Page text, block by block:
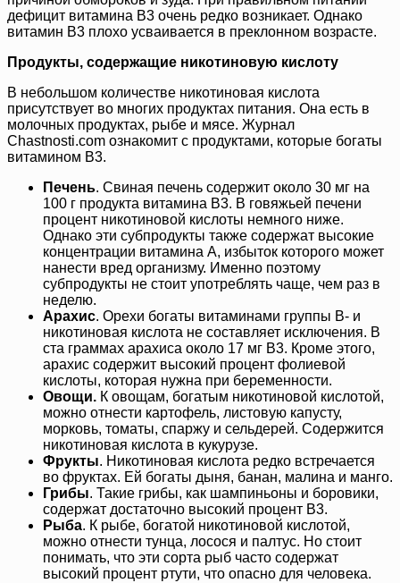
дефицит витамина В3 очень редко возникает. Однако
витамин В3 плохо усваивается в преклонном возрасте.
Продукты, содержащие никотиновую кислоту
В небольшом количестве никотиновая кислота
присутствует во многих продуктах питания. Она есть в
молочных продуктах, рыбе и мясе. Журнал
Chastnosti.com ознакомит с продуктами, которые богаты
витамином В3.
Печень. Свиная печень содержит около 30 мг на
100 г продукта витамина В3. В говяжьей печени
процент никотиновой кислоты немного ниже.
Однако эти субпродукты также содержат высокие
концентрации витамина А, избыток которого может
нанести вред организму. Именно поэтому
субпродукты не стоит употреблять чаще, чем раз в
неделю.
Арахис. Орехи богаты витаминами группы В- и
никотиновая кислота не составляет исключения. В
ста граммах арахиса около 17 мг В3. Кроме этого,
арахис содержит высокий процент фолиевой
кислоты, которая нужна при беременности.
Овощи. К овощам, богатым никотиновой кислотой,
можно отнести картофель, листовую капусту,
морковь, томаты, спаржу и сельдерей. Содержится
никотиновая кислота в кукурузе.
Фрукты. Никотиновая кислота редко встречается
во фруктах. Ей богаты дыня, банан, малина и манго.
Грибы. Такие грибы, как шампиньоны и боровики,
содержат достаточно высокий процент В3.
Рыба. К рыбе, богатой никотиновой кислотой,
можно отнести тунца, лосося и палтус. Но стоит
понимать, что эти сорта рыб часто содержат
высокий процент ртути, что опасно для человека.